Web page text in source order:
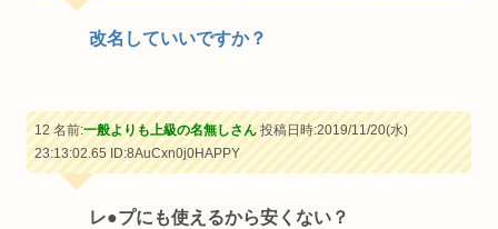
改名していいですか？
12 名前:一般よりも上級の名無しさん投稿日時:2019/11/20(水)
23:13:02.65ID:8AuCxn0j0HAPPY
レ●プにも使えるから安くない？